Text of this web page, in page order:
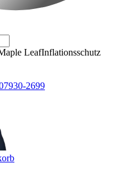
LeafInflationsschutz
2699